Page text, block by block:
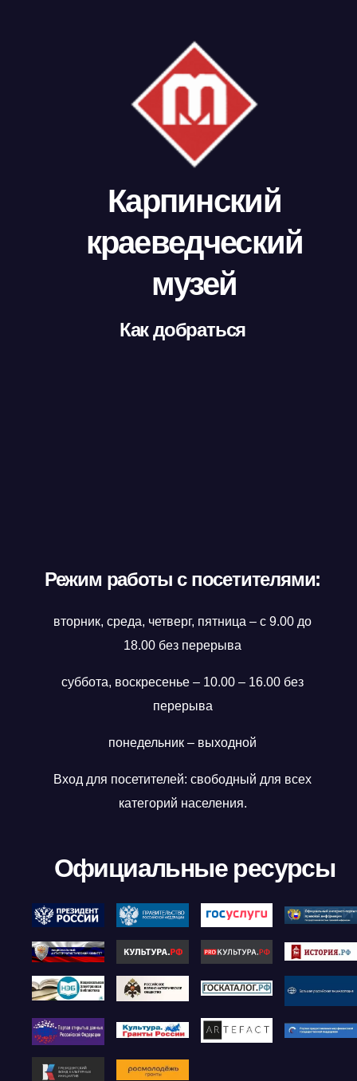
Карпинский
краеведческий
музей
Как добраться
Режим работы с посетителями:
вторник, среда, четверг, пятница – с 9.00 до
18.00 без перерыва
суббота, воскресенье – 10.00 – 16.00 без
перерыва
понедельник – выходной
Вход для посетителей: свободный для всех
категорий населения.
Официальные ресурсы